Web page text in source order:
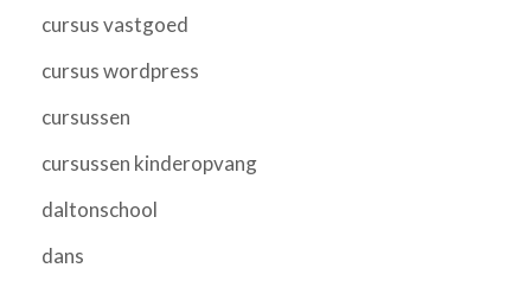
cursus vastgoed
cursus wordpress
cursussen
cursussen kinderopvang
daltonschool
dans